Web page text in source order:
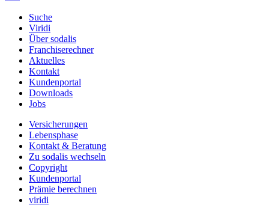
Suche
Viridi
Über sodalis
Franchiserechner
Aktuelles
Kontakt
Kundenportal
Downloads
Jobs
Versicherungen
Lebensphase
Kontakt & Beratung
Zu sodalis wechseln
Copyright
Kundenportal
Prämie berechnen
viridi